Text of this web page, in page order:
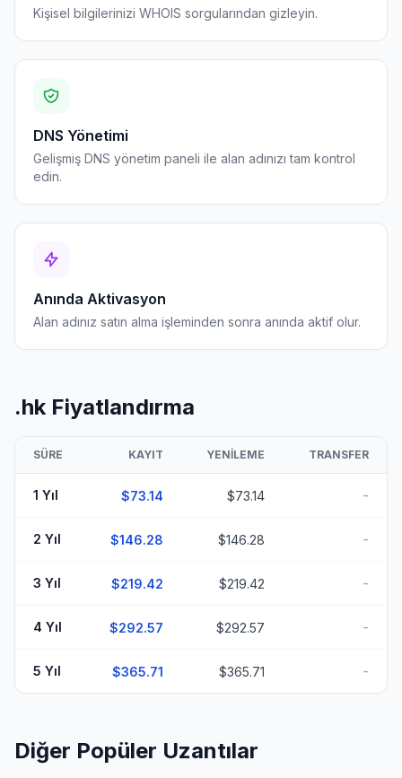
Kişisel bilgilerinizi WHOIS sorgularından gizleyin.
DNS Yönetimi
Gelişmiş DNS yönetim paneli ile alan adınızı tam kontrol
edin.
Anında Aktivasyon
Alan adınız satın alma işleminden sonra anında aktif olur.
.hk Fiyatlandırma
SÜRE KAYIT YENILEME TRANSFER
1 Yıl $73.14 $73.14 -
2 Yıl $146.28 $146.28 -
3 Yıl $219.42 $219.42 -
4 Yıl $292.57 $292.57 -
5 Yıl $365.71 $365.71 -
Diğer Popüler Uzantılar